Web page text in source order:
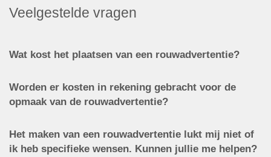
Veelgestelde vragen
Wat kost het plaatsen van een rouwadvertentie?
Worden er kosten in rekening gebracht voor de
opmaak van de rouwadvertentie?
Het maken van een rouwadvertentie lukt mij niet of
ik heb specifieke wensen. Kunnen jullie me helpen?